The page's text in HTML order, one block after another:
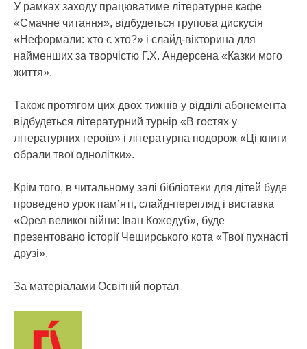
У рамках заходу працюватиме літературне кафе
«Смачне читання», відбудеться групова дискусія
«Неформали: хто є хто?» і слайд-вікторина для
найменших за творчістю Г.Х. Андерсена «Казки мого
життя».
Також протягом цих двох тижнів у відділі абонемента
відбудеться літературний турнір «В гостях у
літературних героїв» і літературна подорож «Ці книги
обрали твої однолітки».
Крім того, в читальному залі бібліотеки для дітей буде
проведено урок пам’яті, слайд-перегляд і виставка
«Орел великої війни: Іван Кожедуб», буде
презентовано історії Чеширського кота «Твої пухнасті
друзі».
За матеріалами Освітній портал